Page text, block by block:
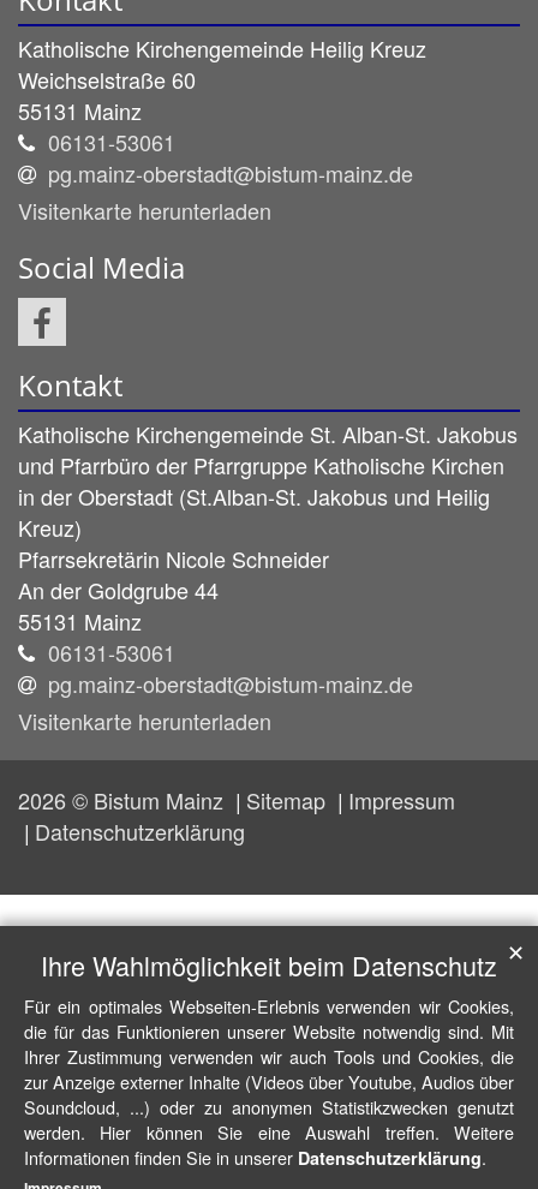
Katholische Kirchengemeinde Heilig Kreuz
Weichselstraße 60
55131 Mainz
06131-53061
pg.mainz-oberstadt@bistum-mainz.de
Visitenkarte herunterladen
Social Media
Kontakt
Katholische Kirchengemeinde St. Alban-St. Jakobus
und Pfarrbüro der Pfarrgruppe Katholische Kirchen
in der Oberstadt (St.Alban-St. Jakobus und Heilig
Kreuz)
Pfarrsekretärin Nicole Schneider
An der Goldgrube 44
55131 Mainz
06131-53061
pg.mainz-oberstadt@bistum-mainz.de
Visitenkarte herunterladen
2026 © Bistum Mainz Sitemap
Impressum
Datenschutzerklärung
Ihre Wahlmöglichkeit beim Datenschutz
Für ein optimales Webseiten-Erlebnis verwenden wir Cookies,
die für das Funktionieren unserer Website notwendig sind. Mit
Ihrer Zustimmung verwenden wir auch Tools und Cookies, die
zur Anzeige externer Inhalte (Videos über Youtube, Audios über
Soundcloud, ...) oder zu anonymen Statistikzwecken genutzt
werden. Hier können Sie eine Auswahl treffen. Weitere
Informationen finden Sie in unserer Datenschutzerklärung.
✕